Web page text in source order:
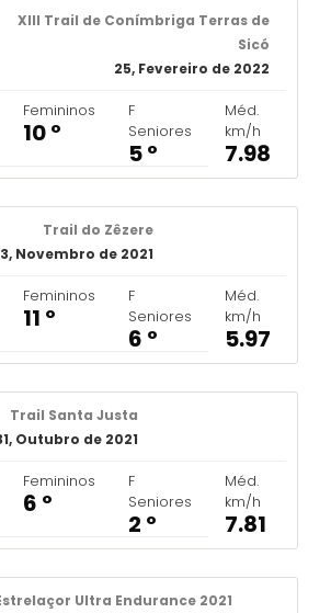
XIII Trail de Conímbriga Terras de
Sicó
25, Fevereiro de 2022
Femininos
10 º
F
Seniores
5 º
Méd.
km/h
7.98
Trail do Zêzere
Novembro de 2021
Femininos
11 º
F
Seniores
6 º
Méd.
km/h
5.97
Trail Santa Justa
Outubro de 2021
Femininos
6 º
F
Seniores
2 º
Méd.
km/h
7.81
Ultra Endurance 2021